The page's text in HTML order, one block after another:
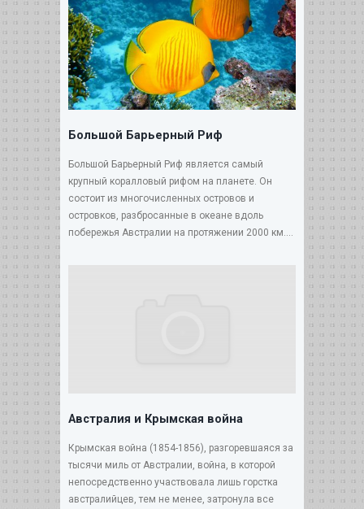
Большой Барьерный Риф
Большой Барьерный Риф является самый
крупный коралловый рифом на планете. Он
состоит из многочисленных островов и
островков, разбросанные в океане вдоль
побережья Австралии на протяжении 2000 км....
Австралия и Крымская война
Крымская война (1854-1856), разгоревшаяся за
тысячи миль от Австралии, война, в которой
непосредственно участвовала лишь горстка
австралийцев, тем не менее, затронула все